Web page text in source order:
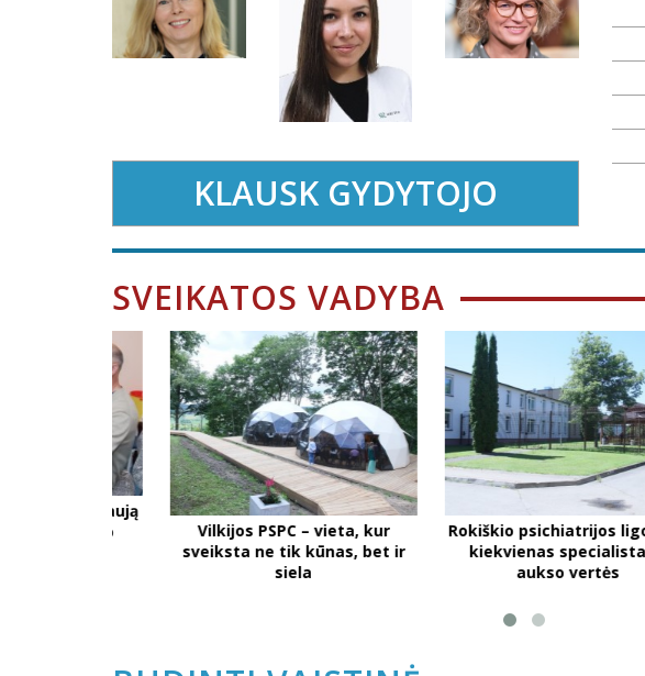
KLAUSK GYDYTOJO
SVEIKATOS VADYBA
Vilkijos PSPC – vieta, kur
sveiksta ne tik kūnas, bet ir
Rokiškio psichiatrijos ligoninė:
kiekvienas specialistas –
aukso vertės